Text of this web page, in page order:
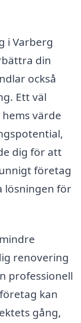
i Varberg
din
också
Ett väl
värde
dig för att
företag
lösningen för
renovering
professionell
kan
gång,